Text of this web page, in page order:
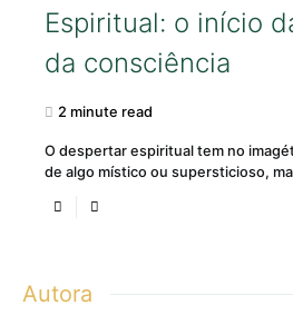
Espiritual: o início
da consciência
2 minute read
O despertar espiritual tem no
de algo místico ou supersticioso,
Autora